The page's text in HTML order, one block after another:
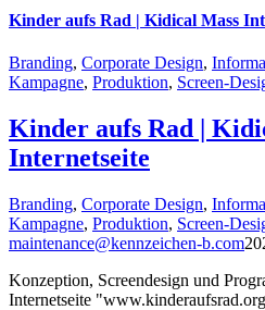
Kinder aufs Rad | Kidical Mass
Branding, Corporate Design,
Kampagne, Produktion, Screen-
Kinder aufs Rad |
Internetseite
Branding, Corporate Design,
Kampagne, Produktion, Screen-
maintenance@kennzeichen-b.com
Konzeption, Screendesign und
Internetseite